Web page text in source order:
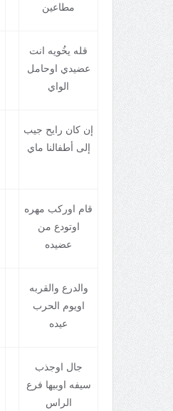
مطاعين
قله يخُويه انت
عضيدي اوحامل
الواي
إن کان رايح جيب
إلی أطفالنا ماي
قام اورکب مهره
اوتودع من
عضيده
والدرع والقربه
اويوم الحرب
عيده
جال اوجذب
سيفه اوبيها فرع
الراس